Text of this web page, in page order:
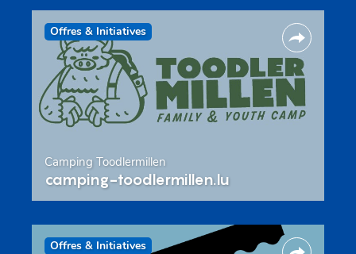
Offres & Initiatives
Camping Toodlermillen
camping-toodlermillen.lu
Offres & Initiatives